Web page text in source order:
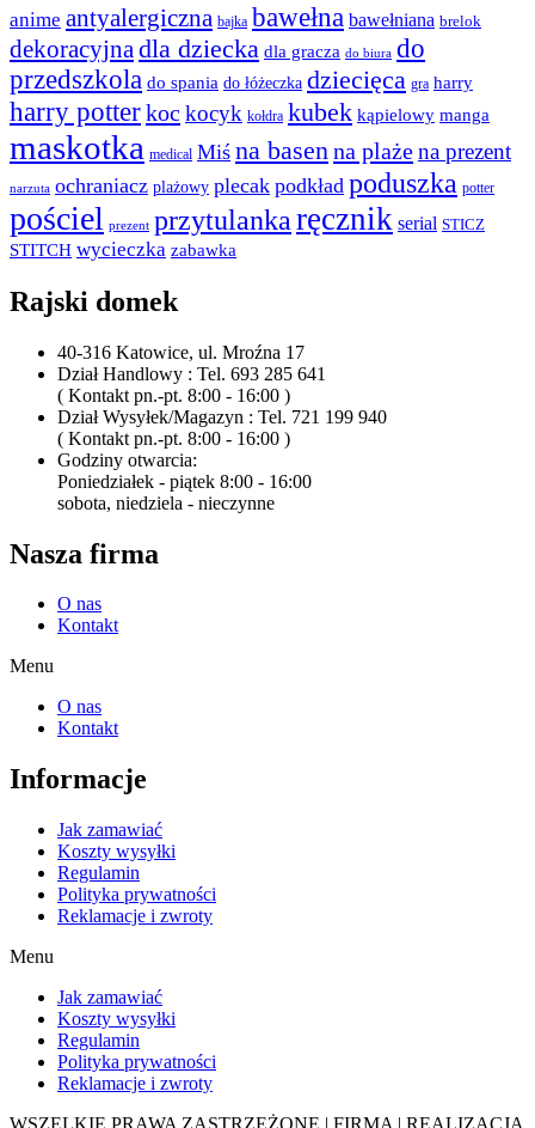
anime antyalergiczna bajka bawełna bawełniana brelok
dekoracyjna dla dziecka dla gracza do biura do
przedszkola do spania do łóżeczka dziecięca gra harry
harry potterkoc kocyk kołdra kubek kąpielowy manga
maskotka medical Miś na basen na plażena prezent
narzuta ochraniacz plażowy plecak podkład poduszka potter
pościel prezent przytulanka ręcznik serial STICZ
STITCH wycieczka zabawka
Rajski domek
40-316 Katowice, ul. Mroźna 17
Dział Handlowy : Tel. 693 285 641
( Kontakt pn.-pt. 8:00 - 16:00 )
Dział Wysyłek/Magazyn : Tel. 721 199 940
( Kontakt pn.-pt. 8:00 - 16:00 )
Godziny otwarcia:
Poniedziałek - piątek 8:00 - 16:00
sobota, niedziela - nieczynne
Nasza firma
O nas
Kontakt
Menu
O nas
Kontakt
Informacje
Jak zamawiać
Koszty wysyłki
Regulamin
Polityka prywatności
Reklamacje i zwroty
Menu
Jak zamawiać
Koszty wysyłki
Regulamin
Polityka prywatności
Reklamacje i zwroty